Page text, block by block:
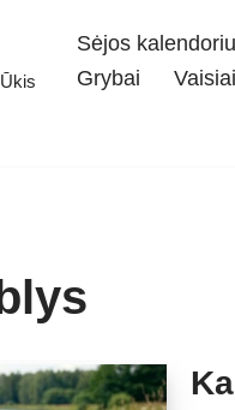
Sėjos
Grybai
Vaisiai